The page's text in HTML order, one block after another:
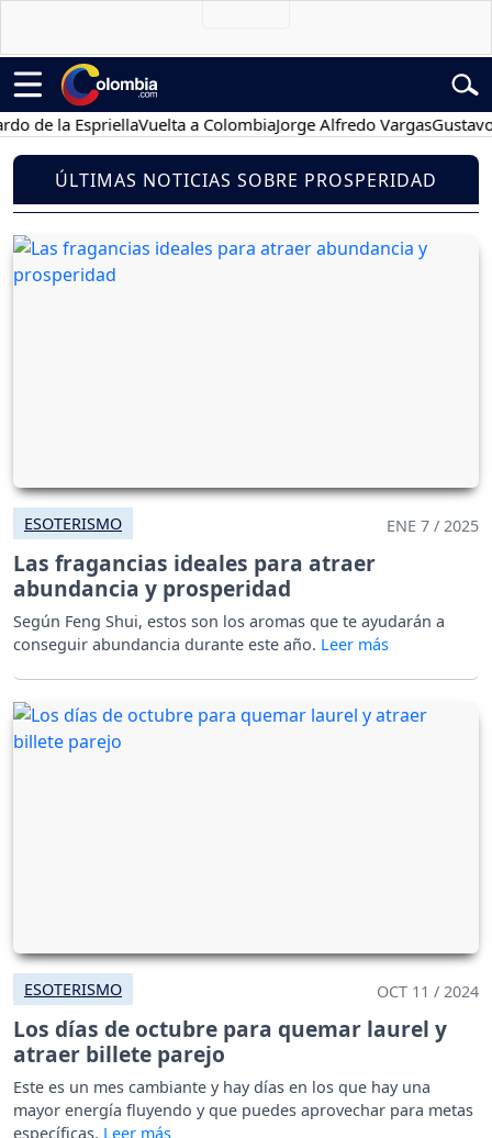
la EspriellaVuelta a ColombiaJorge Alfredo VargasGustavo
ÚLTIMAS NOTICIAS SOBRE PROSPERIDAD
ESOTERISMO ENE 7 / 2025
Las fragancias ideales para atraer
abundancia y prosperidad
Según Feng Shui, estos son los aromas que te ayudarán a
conseguir abundancia durante este año.
ESOTERISMO OCT 11 / 2024
Los días de octubre para quemar laurel y
atraer billete parejo
Este es un mes cambiante y hay días en los que hay una
mayor energía fluyendo y que puedes aprovechar para metas
específicas.